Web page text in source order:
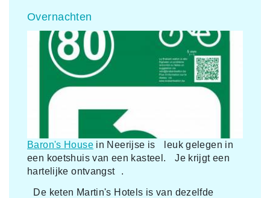
Overnachten
Baron's Housein Neerijse is leuk gelegen in
een koetshuis van een kasteel. Je krijgt een
hartelijke ontvangst .
De keten Martin's Hotels is van dezelfde